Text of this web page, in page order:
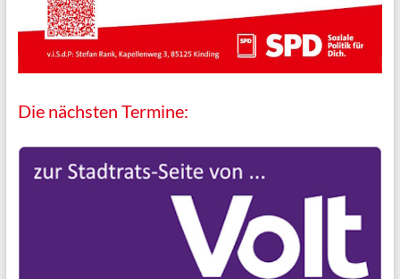
Die nächsten Termine: